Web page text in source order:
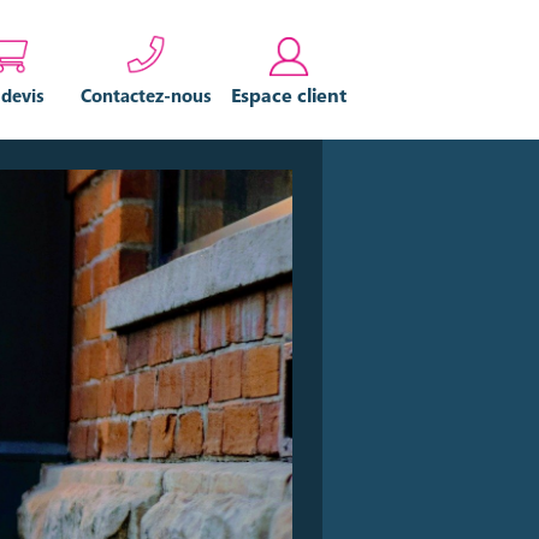
Contactez-nous Espace client